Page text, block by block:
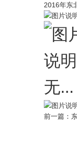
2016年东
前一篇：